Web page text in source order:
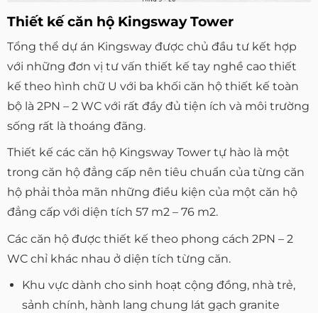
Thiết kế căn hộ Kingsway Tower
Tổng thể dự án Kingsway được chủ đầu tư kết hợp
với những đơn vị tư vấn thiết kế tay nghề cao thiết
kế theo hình chữ U với ba khối căn hộ thiết kế toàn
bộ là 2PN – 2 WC với rất đầy đủ tiện ích và môi trường
sống rất là thoáng đãng.
Thiết kế các căn hộ Kingsway Tower tự hào là một
trong căn hộ đẳng cấp nên tiêu chuẩn của từng căn
hộ phải thỏa mãn những điều kiện của một căn hộ
đẳng cấp với diện tích 57 m2 – 76 m2.
Các căn hộ được thiết kế theo phong cách 2PN – 2
WC chỉ khác nhau ở diện tích từng căn.
Khu vực dành cho sinh hoạt cộng đồng, nhà trẻ,
sảnh chính, hành lang chung lát gạch granite